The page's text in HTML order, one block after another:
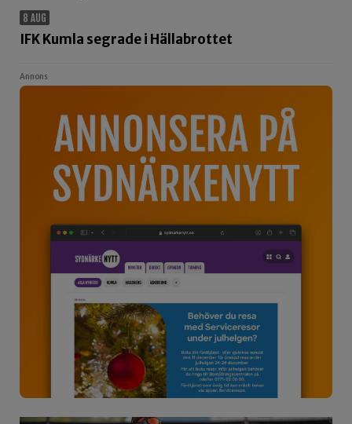
8 AUG
IFK Kumla segrade i Hällabrottet
Annons